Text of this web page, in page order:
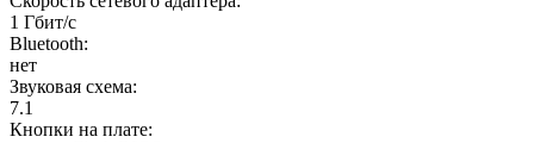
1 Гбит/с
Bluetooth:
нет
Звуковая схема:
7.1
Кнопки на плате: